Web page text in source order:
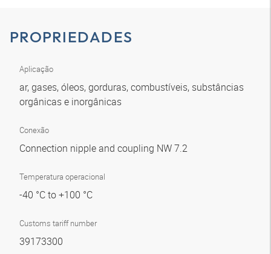
PROPRIEDADES
Aplicação
ar, gases, óleos, gorduras, combustíveis, substâncias
orgânicas e inorgânicas
Conexão
Connection nipple and coupling NW 7.2
Temperatura operacional
-40 °C to +100 °C
Customs tariff number
39173300